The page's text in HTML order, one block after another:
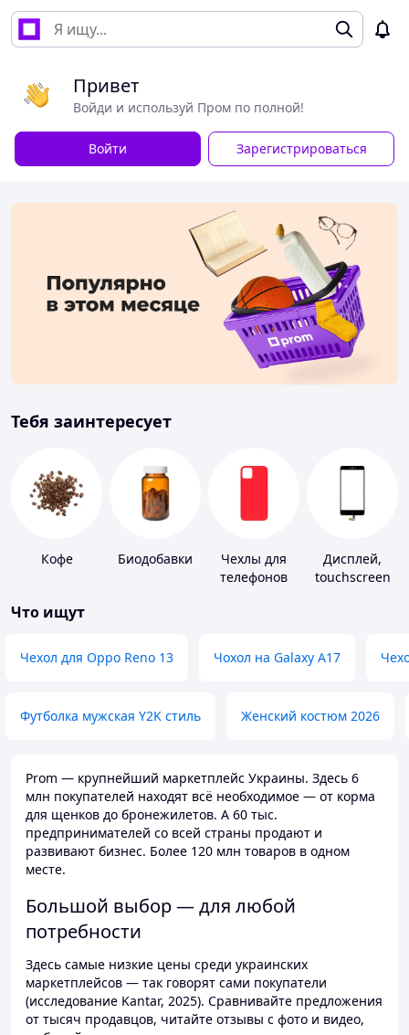
Привет
Войди и используй Пром по полной!
Войти Зарегистрироваться
Тебя заинтересует
Кофе Биодобавки
Чехлы для
телефонов
Дисплей,
touchscreen
Что ищут
Чехол для Oppo Reno 13 Чохол на Galaxy A17
Футболка мужская Y2K стиль Женский костюм 2026
Prom — крупнейший маркетплейс Украины. Здесь 6
млн покупателей находят всё необходимое — от корма
для щенков до бронежилетов. А 60 тыс.
предпринимателей со всей страны продают и
развивают бизнес. Более 120 млн товаров в одном
месте.
Большой выбор — для любой
потребности
Здесь самые низкие цены среди украинских
маркетплейсов — так говорят сами покупатели
(исследование Kantar, 2025). Сравнивайте предложения
от тысяч продавцов, читайте отзывы с фото и видео,